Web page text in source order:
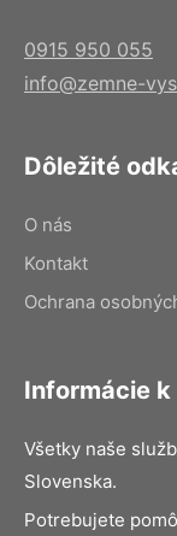
0915 950 055
info@zemne-
Dôležité
O nás
Kontakt
Ochrana
Informácie k
Všetky naše
Slovenska.
Potrebujete